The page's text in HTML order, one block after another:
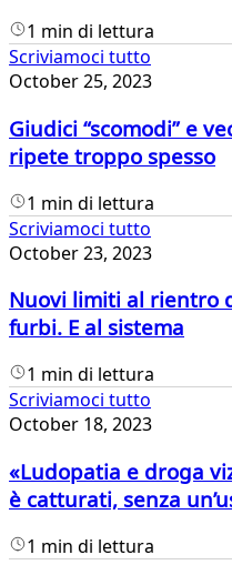
1 min di lettura
Scriviamoci tutto
October 25, 2023
Giudici “scomodi” e
ripete troppo spesso
1 min di lettura
Scriviamoci tutto
October 23, 2023
Nuovi limiti al rientro
furbi. E al sistema
1 min di lettura
Scriviamoci tutto
October 18, 2023
«Ludopatia e droga
è catturati, senza
1 min di lettura